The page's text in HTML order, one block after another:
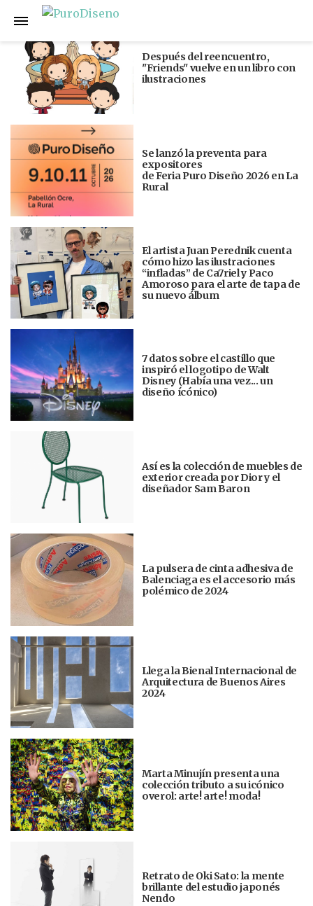
Anterior
Después del reencuentro,
"Friends" vuelve en un libro con
ilustraciones
Se lanzó la preventa para
expositores
de Feria Puro Diseño 2026 en La
Rural
El artista Juan Perednik cuenta
cómo hizo las ilustraciones
“infladas” de Ca7riel y Paco
Amoroso para el arte de tapa de
su nuevo álbum
7 datos sobre el castillo que
inspiró el logotipo de Walt
Disney (Había una vez... un
diseño ícónico)
Así es la colección de muebles de
exterior creada por Dior y el
diseñador Sam Baron
La pulsera de cinta adhesiva de
Balenciaga es el accesorio más
polémico de 2024
Llega la Bienal Internacional de
Arquitectura de Buenos Aires
2024
Marta Minujín presenta una
colección tributo a su icónico
overol: arte! arte! moda!
Retrato de Oki Sato: la mente
brillante del estudio japonés
Nendo
Siguiente